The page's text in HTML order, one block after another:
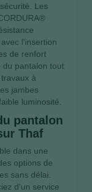
Les
l'insertion
de renfort
du pantalon tout
à
jambes
luminosité.
pantalon
Thaf
dans une
options de
sans délai.
d'un service